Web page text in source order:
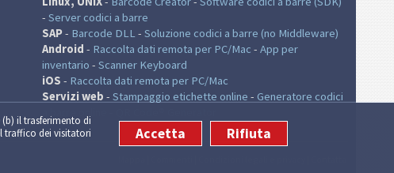
il trasferimento di
traffico dei visitatori
Accetta Rifiuta
- Server codici a barre
SAP- Barcode DLL- Soluzione codici a barre (no Middleware)
Android - Raccolta dati remota per PC/Mac - App per
inventario - Scanner Keyboard
iOS - Raccolta dati remota per PC/Mac
Servizi web - Stampaggio etichette online - Generatore codici